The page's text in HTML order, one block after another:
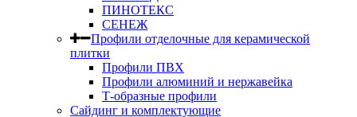
ПИНОТЕКС
СЕНЕЖ
Профили отделочные для керамической
плитки
Профили ПВХ
Профили алюминий и нержавейка
Т-образные профили
Сайдинг и комплектующие